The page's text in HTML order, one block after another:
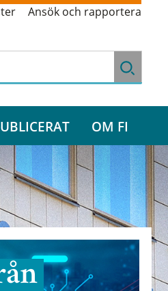
Ansök och rapportera
OM FI